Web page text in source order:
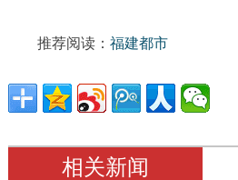
推荐阅读： 福建都市
相关新闻